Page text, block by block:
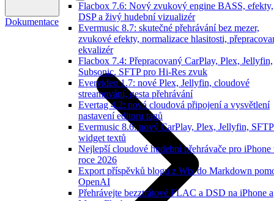
Flacbox 7.6: Nový zvukový engine BASS, efekty,
DSP a živý hudební vizualizér
Evermusic 8.7: skutečné přehrávání bez mezer,
zvukové efekty, normalizace hlasitosti,
ekvalizér
Flacbox 7.4: Přepracovaný CarPlay, Plex, Jellyfin,
Subsonic, SFTP pro Hi-Res zvuk
Evervideo 1.7: nové Plex, Jellyfin, cloudové
streamování, gesta přehrávání
Evertag 4.2: nová cloudová připojení a vysvětlení
nastavení editoru tagů
Evermusic 8.6: nový CarPlay, Plex, Jellyfin,
widget textů
Nejlepší cloudové hudební přehrávače pro iPhone
roce 2026
Export příspěvků blogu z Wix do Markdown
OpenAI
Přehrávejte bezztrátové FLAC a DSD na iPhone a
Dokumentace